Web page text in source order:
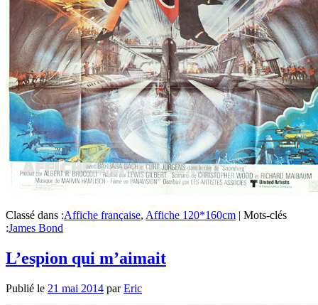
Classé dans :Affiche française, Affiche 120*160cm | Mots-clés
:James Bond
L’espion qui m’aimait
Publié le 21 mai 2014 parEric